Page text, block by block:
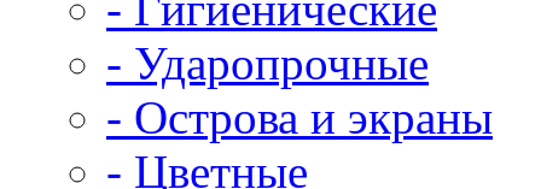
- Ударопрочные
- Острова и экраны
- Цветные